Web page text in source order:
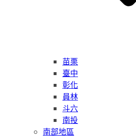
苗栗
臺中
彰化
員林
斗六
南投
南部地區